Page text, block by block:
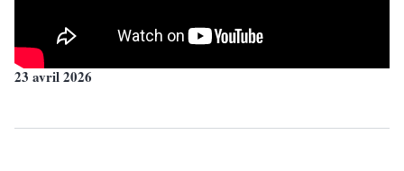
23 avril 2026